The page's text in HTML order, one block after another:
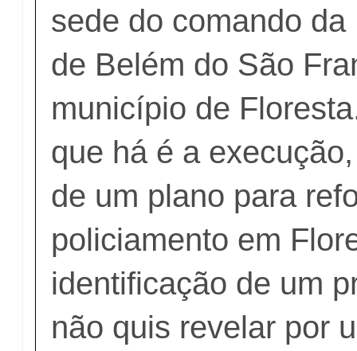
sede do comando
de Belém do São
município de
que há é a
de um plano para
policiamento em
identificação de um
não quis revelar por